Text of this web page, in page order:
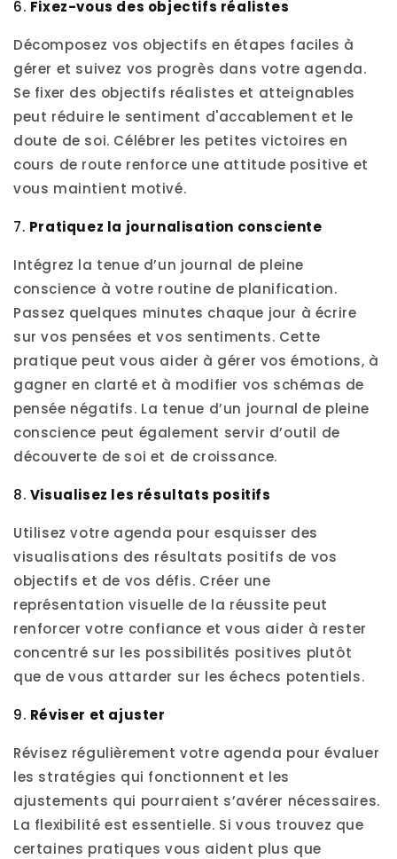
6. Fixez-vous des objectifs réalistes
Décomposez vos objectifs en étapes faciles à
gérer et suivez vos progrès dans votre agenda.
Se fixer des objectifs réalistes et atteignables
peut réduire le sentiment d'accablement et le
doute de soi. Célébrer les petites victoires en
cours de route renforce une attitude positive et
vous maintient motivé.
7. Pratiquez la journalisation consciente
Intégrez la tenue d’un journal de pleine
conscience à votre routine de planification.
Passez quelques minutes chaque jour à écrire
sur vos pensées et vos sentiments. Cette
pratique peut vous aider à gérer vos émotions, à
gagner en clarté et à modifier vos schémas de
pensée négatifs. La tenue d’un journal de pleine
conscience peut également servir d’outil de
découverte de soi et de croissance.
8. Visualisez les résultats positifs
Utilisez votre agenda pour esquisser des
visualisations des résultats positifs de vos
objectifs et de vos défis. Créer une
représentation visuelle de la réussite peut
renforcer votre confiance et vous aider à rester
concentré sur les possibilités positives plutôt
que de vous attarder sur les échecs potentiels.
9. Réviser et ajuster
Révisez régulièrement votre agenda pour évaluer
les stratégies qui fonctionnent et les
ajustements qui pourraient s’avérer nécessaires.
La flexibilité est essentielle. Si vous trouvez que
certaines pratiques vous aident plus que